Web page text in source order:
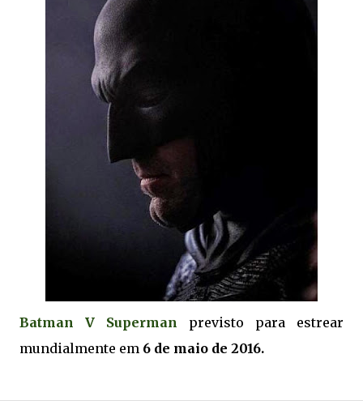
Batman V Superman previsto para estrear
mundialmente em 6 de maio de 2016.